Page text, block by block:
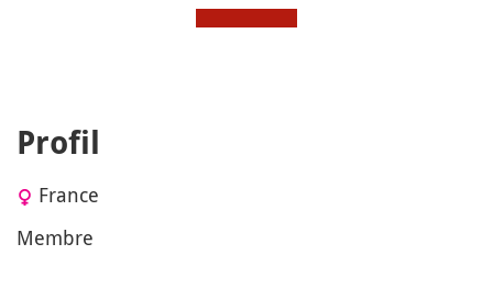
Profil
France
Membre